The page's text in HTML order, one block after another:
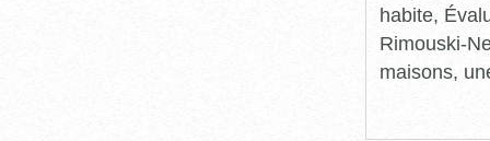
habite,
Rimouski-
maisons,